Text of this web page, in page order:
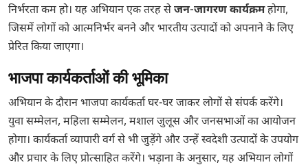
निर्भरता कम हो। यह अभियान एक तरह सेजन-जागरण कार्यक्रमहोगा,
जिसमें लोगों को आत्मनिर्भर बनने और भारतीय उत्पादों को अपनाने के लिए
प्रेरित किया जाएगा।
भाजपा कार्यकर्ताओं की भूमिका
अभियान के दौरान भाजपा कार्यकर्ता घर-घर जाकर लोगों से संपर्क करेंगे।
युवा सम्मेलन, महिला सम्मेलन, मशाल जुलूस और जनसभाओं का आयोजन
होगा। कार्यकर्ता व्यापारी वर्ग से भी जुड़ेंगे और उन्हें स्वदेशी उत्पादों के उपयोग
और प्रचार के लिए प्रोत्साहित करेंगे। भड़ाना के अनुसार, यह अभियान लोगों